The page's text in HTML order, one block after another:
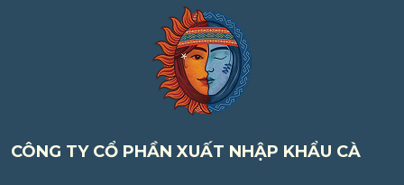
CÔNG TY CỔ PHẦN XUẤT NHẬP KHẨU CÀ